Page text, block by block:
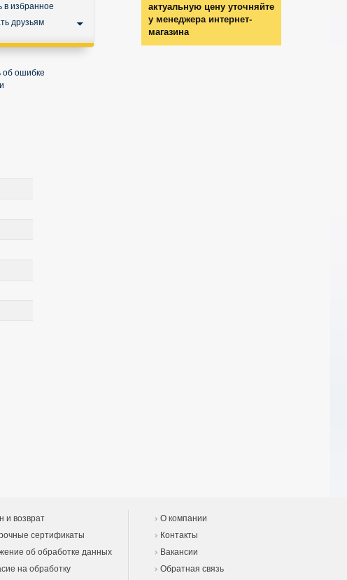
актуальную цену уточняйте
у менеджера интернет-
магазина
в избранное
друзьям
ошибке
и возврат
сертификаты
об обработке данных
на обработку
О компании
Контакты
Вакансии
Обратная связь